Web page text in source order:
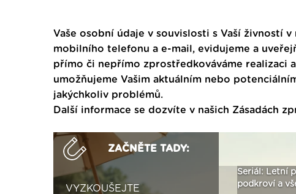
Vaše osobní údaje v souvislosti s Vaší živností
mobilního telefonu a e-mail, evidujeme a
přímo či nepřímo zprostředkováváme realizaci
umožňujeme Vašim aktuálním nebo
jakýchkoliv problémů.
Další informace se dozvíte v našich Zásadách
ZAČNĚTE TADY:
VYZKOUŠEJTE
Vytvořte si vizualizaci
seženeme! ›
Seriál: Letní
podkroví a